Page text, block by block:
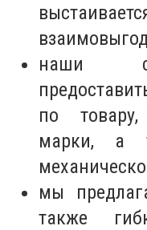
наши
по
марки, а
мы
также